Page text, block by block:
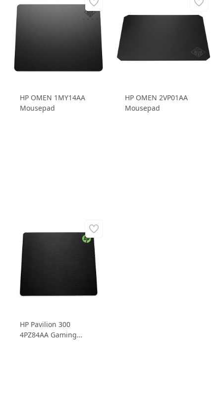
HP OMEN 1MY14AA
Mousepad
HP OMEN 2VP01AA
Mousepad
HP Pavilion 300
4PZ84AA Gaming